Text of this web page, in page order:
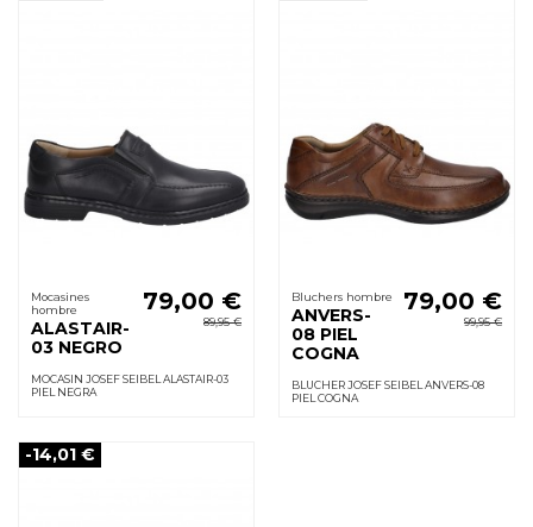
Mocasines
hombre
ALASTAIR-
03 NEGRO
79,00 €
89,95 €
MOCASIN JOSEF SEIBEL ALASTAIR-03
PIEL NEGRA
Bluchers hombre
ANVERS-
08 PIEL
COGNA
79,00 €
99,95 €
BLUCHER JOSEF SEIBEL ANVERS-08
PIEL COGNA
-14,01 €